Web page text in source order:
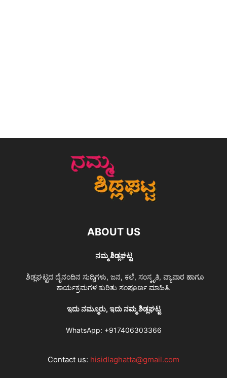
ABOUT US
ನಮ್ಮ ಶಿಡ್ಲಘಟ್ಟ
ಶಿಡ್ಲಘಟ್ಟದ ದೈನಂದಿನ ಸುದ್ದಿಗಳು, ಜನ, ಕಲೆ, ಸಂಸ್ಕೃತಿ, ವ್ಯಾಪಾರ ಹಾಗೂ
ಕಾರ್ಯಕ್ರಮಗಳ ಕುರಿತು ಸಂಪೂರ್ಣ ಮಾಹಿತಿ.
ಇದು ನಮ್ಮೂರು, ಇದು ನಮ್ಮ ಶಿಡ್ಲಘಟ್ಟ
WhatsApp: +917406303366
Contact us: hisidlaghatta@gmail.com